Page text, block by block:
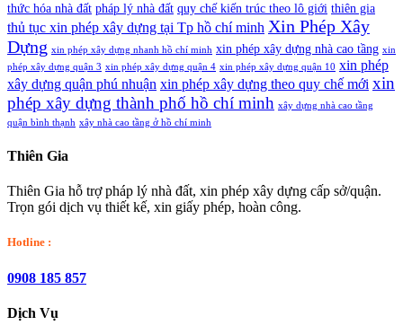
thức hóa nhà đất pháp lý nhà đất quy chế kiến trúc theo lô giới thiên gia
thủ tục xin phép xây dựng tại Tp hồ chí minh Xin Phép Xây
Dựng xin phép xây dựng nhanh hồ chí minh xin phép xây dựng nhà cao tầng xin
phép xây dựng quận 3 xin phép xây dựng quận 4 xin phép xây dựng quận 10 xin phép
xây dựng quận phú nhuận xin phép xây dựng theo quy chế mới xin
phép xây dựng thành phố hồ chí minh xây dựng nhà cao tầng
quận bình thạnh xây nhà cao tầng ở hồ chí minh
Thiên Gia
Thiên Gia hỗ trợ pháp lý nhà đất, xin phép xây dựng cấp sở/quận.
Trọn gói dịch vụ thiết kế, xin giấy phép, hoàn công.
Hotline :
0908 185 857
Dịch Vụ